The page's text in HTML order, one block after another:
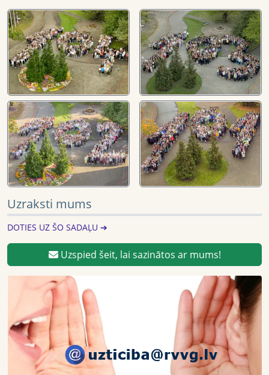
Uzraksti mums
DOTIES UZ ŠO SADAĻU ➔
Uzspied šeit, lai sazinātos ar mums!